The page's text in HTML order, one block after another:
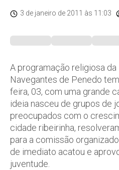
3 de janeiro de 2011 às 11:03
A programação religiosa
Navegantes de Penedo
feira, 03, com uma grande
ideia nasceu de grupos de
preocupados com o
cidade ribeirinha,
para a comissão
de imediato acatou e
juventude.